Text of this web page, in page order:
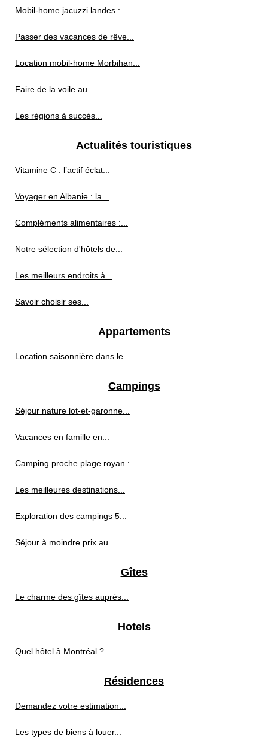
Mobil-home jacuzzi landes :...
Passer des vacances de rêve...
Location mobil-home Morbihan...
Faire de la voile au...
Les régions à succès...
Actualités touristiques
Vitamine C : l’actif éclat...
Voyager en Albanie : la...
Compléments alimentaires :...
Notre sélection d'hôtels de...
Les meilleurs endroits à...
Savoir choisir ses...
Appartements
Location saisonnière dans le...
Campings
Séjour nature lot-et-garonne...
Vacances en famille en...
Camping proche plage royan :...
Les meilleures destinations...
Exploration des campings 5...
Séjour à moindre prix au...
Gîtes
Le charme des gîtes auprès...
Hotels
Quel hôtel à Montréal ?
Résidences
Demandez votre estimation...
Les types de biens à louer...